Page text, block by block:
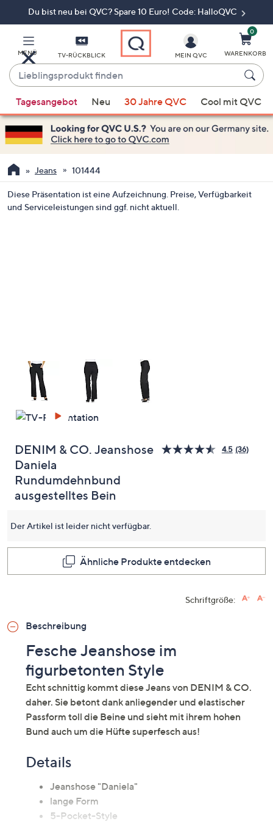
Du bist neu bei QVC? Spare 10 Euro! Code: HalloQVC
MENÜ TV-RÜCKBLICK
Lieblingsprodukt
finden
Vorschläge
verfügbar
sind,
verwenden
Sie
die
Pfeiltasten
nach
Geräten
nach
rechts,
diese
anzuzeigen.
MEIN QVC
0
WARENKORB
Tagesangebot Neu 30 Jahre QVC Cool mit QVC
Jeans 101444
Diese Präsentation ist eine Aufzeichnung. Preise, Verfügbarkeit
und Serviceleistungen sind ggf. nicht aktuell.
DENIM & CO. Jeanshose
Daniela
Rundumdehnbund
ausgestelltes Bein
4.5 36
(36)
Der Artikel ist leider nicht verfügbar.
Ähnliche Produkte entdecken
Schriftgröße:
Beschreibung
Fesche Jeanshose im
figurbetonten Style
Echt schnittig kommt diese Jeans von DENIM & CO.
daher. Sie betont dank anliegender und elastischer
Passform toll die Beine und sieht mit ihrem hohen
Bund auch um die Hüfte superfesch aus!
Details
Jeanshose "Daniela"
lange Form
5-Pocket-Style